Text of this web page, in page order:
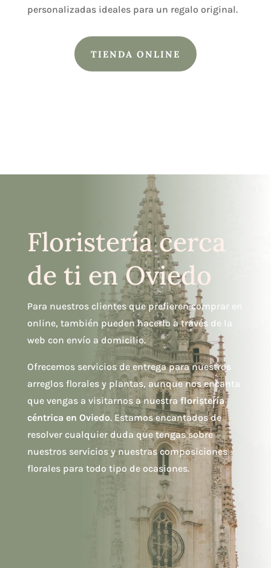
personalizadas ideales para un regalo original.
TIENDA ONLINE
Floristería cerca
de ti en Oviedo
Para nuestros clientes que prefieren comprar en
online, también pueden hacerlo a través de la
web con envío a domicilio.
Ofrecemos servicios de entrega para nuestros
arreglos florales y plantas, aunque nos encanta
que vengas a visitarnos a nuestra floristería
céntrica en Oviedo. Estamos encantados de
resolver cualquier duda que tengas sobre
nuestros servicios y nuestras composiciones
florales para todo tipo de ocasiones.